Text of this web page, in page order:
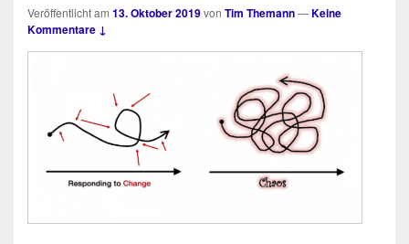
Veröffentlicht am 13. Oktober 2019von Tim Themann—Keine
Kommentare ↓